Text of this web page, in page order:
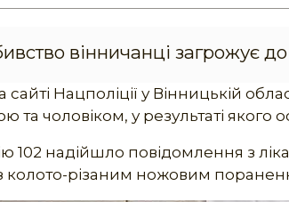
вінничанці загрожує до
сайті Нацполіції у Вінницькій
та чоловіком, у результаті
102 надійшло повідомлення з
колото-різаним ножовим